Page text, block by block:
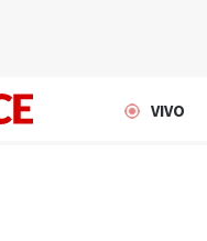
VIVO